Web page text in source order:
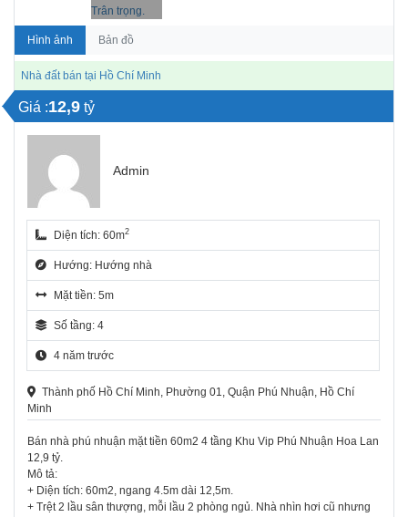
Hình ảnh Bản đồ
Nhà đất bán tại Hồ Chí Minh
Giá :12,9 tỷ
Admin
Diện tích: 60m2
Hướng: Hướng nhà
Mặt tiền: 5m
Số tầng: 4
4 năm trước
Thành phố Hồ Chí Minh, Phường 01, Quận Phú Nhuận, Hồ Chí
Minh
Bán nhà phú nhuận mặt tiền 60m2 4 tầng Khu Vip Phú Nhuận Hoa Lan
12,9 tỷ.
Mô tả:
+ Diện tích: 60m2, ngang 4.5m dài 12,5m.
+ Trệt 2 lầu sân thượng, mỗi lầu 2 phòng ngủ. Nhà nhìn hơi cũ nhưng